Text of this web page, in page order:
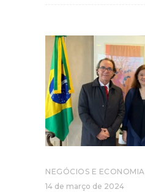
NEGÓCIOS E ECONOMIA
14 de março de 2024